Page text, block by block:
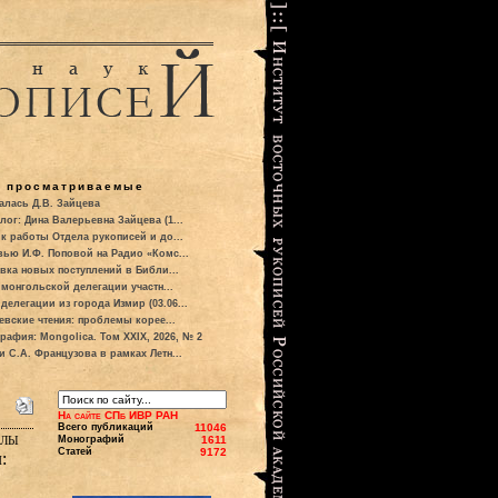
просматриваемые
Д.В. Зайцева
Дина Валерьевна Зайцева (1...
работы Отдела рукописей и до...
И.Ф. Поповой на Радио «Комс...
новых поступлений в Библи...
делегации участн...
из города Измир (03.06...
чтения: проблемы корее...
Mongolica. Том XXIX, 2026, № 2
С.А. Французова в рамках Летн...
На сайте СПб ИВР РАН
Всего публикаций 11046
Монографий 1611
Статей 9172